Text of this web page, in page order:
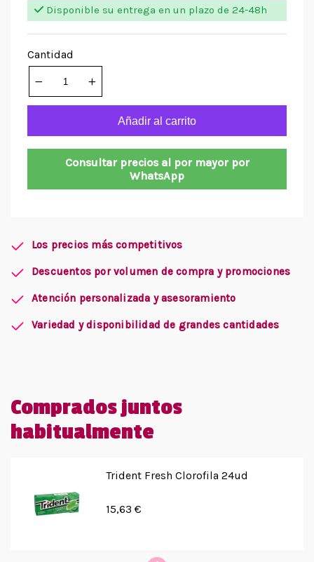
Disponible su entrega en un plazo de 24-48h
Cantidad
Añadir al carrito
Consultar precios al por mayor por
WhatsApp
Los precios más competitivos
Descuentos por volumen de compra y promociones
Atención personalizada y asesoramiento
Variedad y disponibilidad de grandes cantidades
Comprados juntos
habitualmente
Trident Fresh Clorofila 24ud
15,63 €